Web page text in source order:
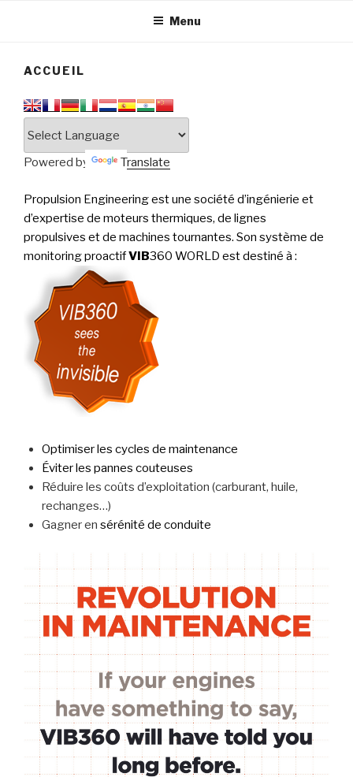
PERFORMANCE
Menu
ACCUEIL
Powered by Translate
Propulsion Engineering est une société d’ingénierie et
d’expertise de moteurs thermiques, de lignes
propulsives et de machines tournantes. Son système de
monitoring proactifVIB360 WORLD est destiné à :
Optimiser les cycles de maintenance
Éviter les pannes couteuses
Réduire les coûts d’exploitation (carburant, huile,
rechanges…)
Gagner en sérénité de conduite